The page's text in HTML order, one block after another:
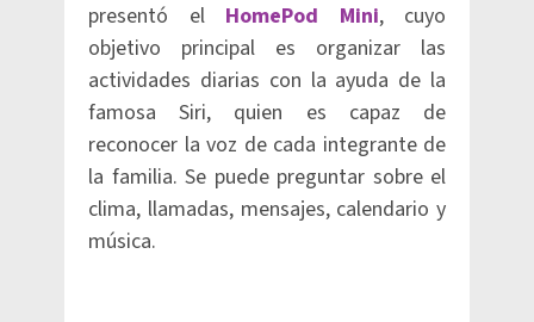
presentó el HomePod Mini, cuyo
objetivo principal es organizar las
actividades diarias con la ayuda de la
famosa Siri, quien es capaz de
reconocer la voz de cada integrante de
la familia. Se puede preguntar sobre el
clima, llamadas, mensajes, calendario y
música.